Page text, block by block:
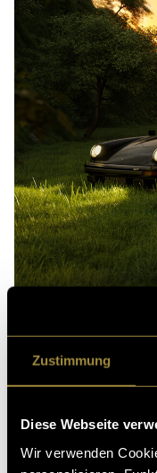
Zustimmung
Diese Webseite
Wir verwenden